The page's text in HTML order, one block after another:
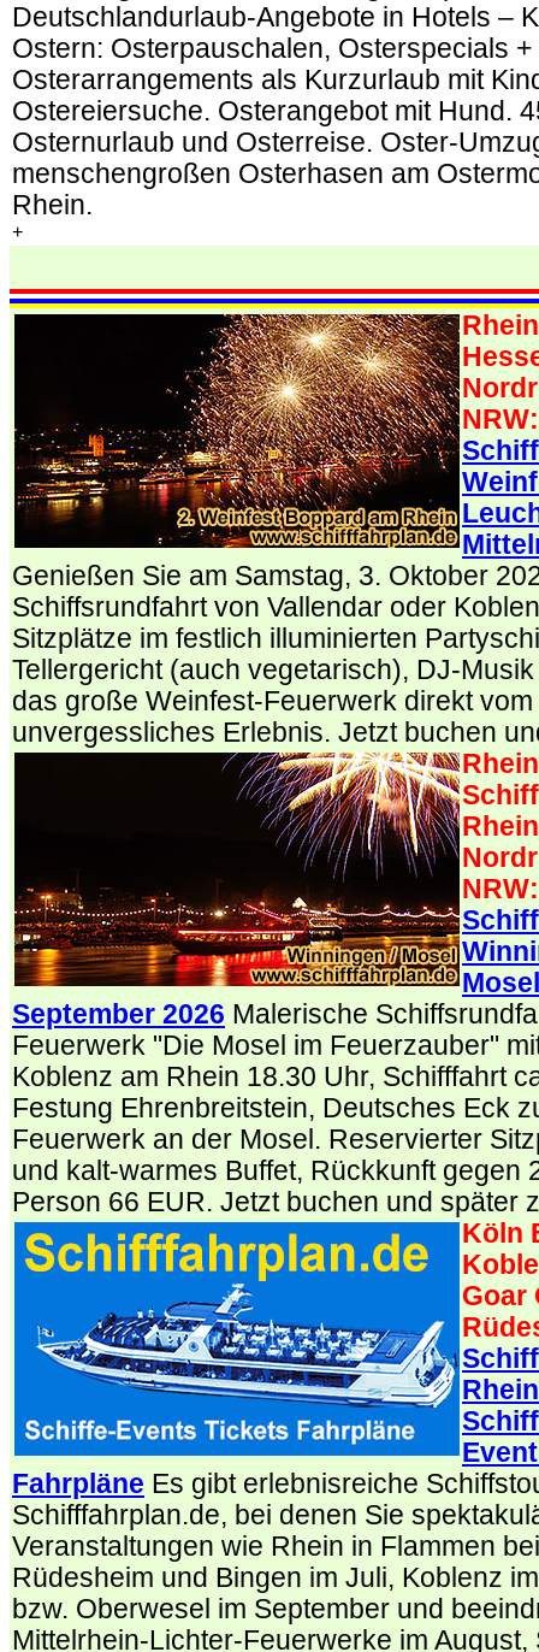
Deutschlandurlaub-Angebote in Hotels –
Ostern: Osterpauschalen, Osterspecials +
Osterarrangements als Kurzurlaub mit
Ostereiersuche. Osterangebot mit Hund.
Osternurlaub und Osterreise. Oster-
menschengroßen Osterhasen am
Rhein.
+
Genießen Sie am Samstag, 3. Oktober
Schiffsrundfahrt von Vallendar oder
Sitzplätze im festlich illuminierten
Tellergericht (auch vegetarisch), DJ-
das große Weinfest-Feuerwerk direkt
unvergessliches Erlebnis. Jetzt buchen
NRW:
September 2026 Malerische
Feuerwerk "Die Mosel im Feuerzauber"
Koblenz am Rhein 18.30 Uhr, Schifffahrt
Festung Ehrenbreitstein, Deutsches Eck
Feuerwerk an der Mosel. Reservierter
und kalt-warmes Buffet, Rückkunft gegen
Person 66 EUR. Jetzt buchen und später
Köln
Goar
Fahrpläne Es gibt erlebnisreiche
Schifffahrplan.de, bei denen Sie
Veranstaltungen wie Rhein in Flammen
Rüdesheim und Bingen im Juli, Koblenz
bzw. Oberwesel im September und
Mittelrhein-Lichter-Feuerwerke im August,